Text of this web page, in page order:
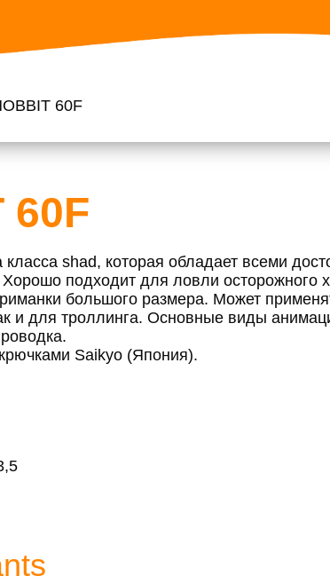
60F
60F
shad, которая обладает всеми
Хорошо подходит для ловли осторожного
большого размера. Может
и для троллинга. Основные виды
Saikyo (Япония).